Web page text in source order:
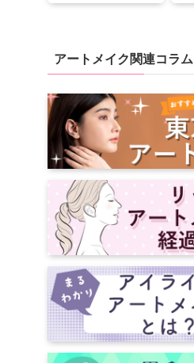
アートメイク関連コラム